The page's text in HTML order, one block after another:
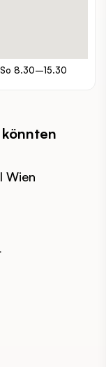
8.30–15.30
Wien